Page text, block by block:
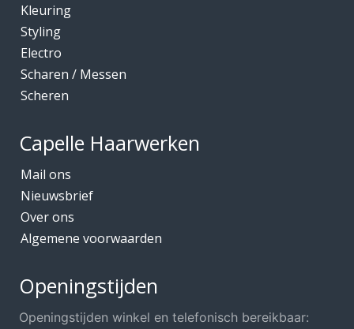
Kleuring
Styling
Electro
Scharen / Messen
Scheren
Capelle Haarwerken
Mail ons
Nieuwsbrief
Over ons
Algemene voorwaarden
Openingstijden
Openingstijden winkel en telefonisch bereikbaar: